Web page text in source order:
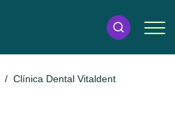
Clínica Dental Vitaldent